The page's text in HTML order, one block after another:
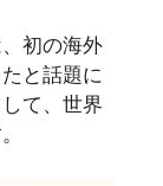
初の海外
と話題に
て、世界